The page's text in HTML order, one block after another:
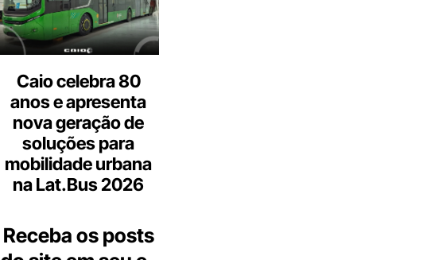
Caio celebra 80
anos e apresenta
nova geração de
soluções para
mobilidade urbana
na Lat.Bus 2026
Receba os posts